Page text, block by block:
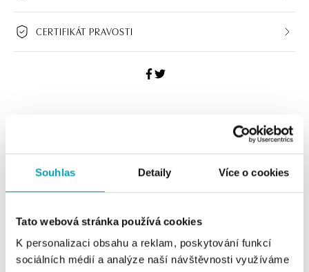
Souhlas Detaily Více o cookies
Tato webová stránka používá cookies
K personalizaci obsahu a reklam, poskytování funkcí
sociálních médií a analýze naší návštěvnosti využíváme
CERTIFIKÁT PRAVOSTI
Navštivte naše butiky